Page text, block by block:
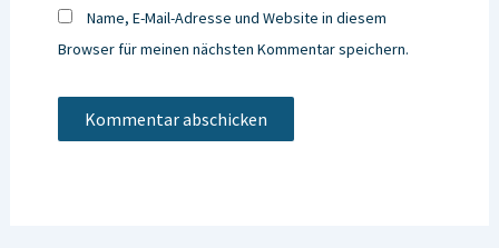
Name, E-Mail-Adresse und Website in diesem
Browser für meinen nächsten Kommentar speichern.